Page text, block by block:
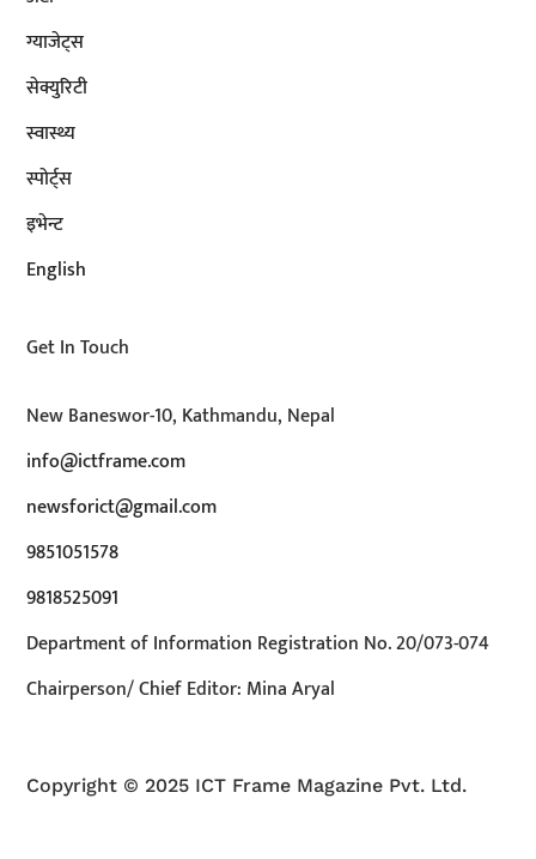
ग्याजेट्स
सेक्युरिटी
स्वास्थ्य
स्पोर्ट्स
इभेन्ट
English
Get In Touch
New Baneswor-10, Kathmandu, Nepal
info@ictframe.com
newsforict@gmail.com
9851051578
9818525091
Department of Information Registration No. 20/073-074
Chairperson/ Chief Editor: Mina Aryal
Copyright © 2025 ICT Frame Magazine Pvt. Ltd.